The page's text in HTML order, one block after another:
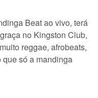
Beat ao vivo, terá
no Kingston Club,
reggae, afrobeats,
só a mandinga